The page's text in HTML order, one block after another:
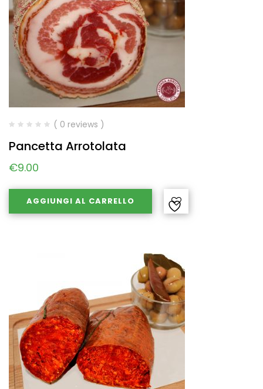
( 0 reviews )
Pancetta Arrotolata
€9.00
AGGIUNGI AL CARRELLO